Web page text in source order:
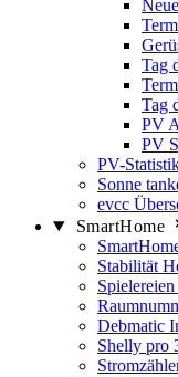
Tag
Tag
PV
PV
PV-
Sonne
evcc
SmartHome
Stabilität
Debmatic
Shelly pro